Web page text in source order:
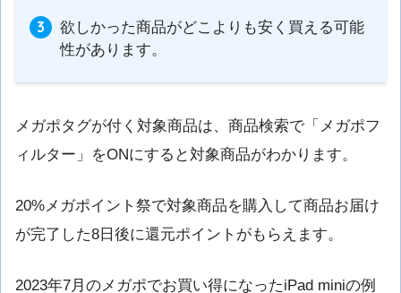
欲しかった商品がどこよりも安く買える可能
性があります。
メガポタグが付く対象商品は、商品検索で「メガポフ
ィルター」をONにすると対象商品がわかります。
20%メガポイント祭で対象商品を購入して商品お届け
が完了した8日後に還元ポイントがもらえます。
2023年7月のメガポでお買い得になったiPad miniの例